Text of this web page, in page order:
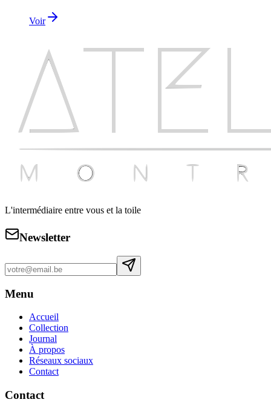
Voir
L'intermédiaire entre vous et la toile
Newsletter
Menu
Accueil
Collection
Journal
À propos
Réseaux sociaux
Contact
Contact